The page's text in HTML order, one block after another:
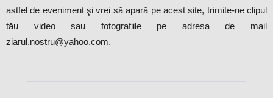
astfel de eveniment şi vrei să apară pe acest site, trimite-ne clipul
tău video sau fotografiile pe adresa de mail
ziarul.nostru@yahoo.com.